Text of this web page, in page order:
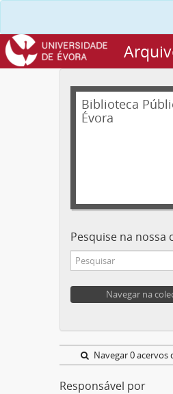
Biblioteca
Évora
Pesquise na nossa
Navegar na
Navegar 0 acervos
Responsável por